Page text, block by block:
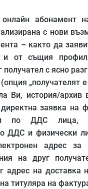
абонамент
с нови
– както да
и от същия
с ясно
„получателят
Ви, история/архив
заявка на
по ДДС
ДДС и физически
адрес за
на друг
адрес на доставка
титуляра на